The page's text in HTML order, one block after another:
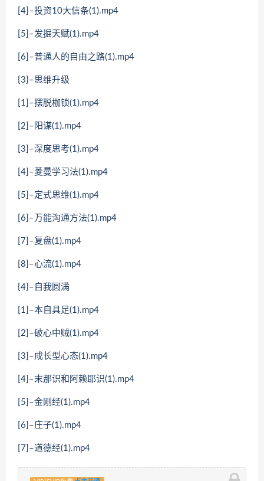
[4]–投资10大信条(1).mp4
[5]–发掘天赋(1).mp4
[6]–普通人的自由之路(1).mp4
{3}–思维升级
[1]–摆脱枷锁(1).mp4
[2]–阳谋(1).mp4
[3]–深度思考(1).mp4
[4]–菱曼学习法(1).mp4
[5]–定式思维(1).mp4
[6]–万能沟通方法(1).mp4
[7]–复盘(1).mp4
[8]–心流(1).mp4
{4}–自我圆满
[1]–本自具足(1).mp4
[2]–破心中贼(1).mp4
[3]–成长型心态(1).mp4
[4]–末那识和阿赖耶识(1).mp4
[5]–金刚经(1).mp4
[6]–庄子(1).mp4
[7]–道德经(1).mp4